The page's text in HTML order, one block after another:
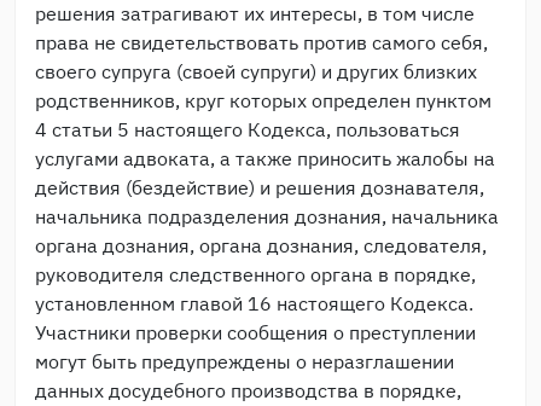
решения затрагивают их интересы, в том числе
права не свидетельствовать против самого себя,
своего супруга (своей супруги) и других близких
родственников, круг которых определен пунктом
4 статьи 5 настоящего Кодекса, пользоваться
услугами адвоката, а также приносить жалобы на
действия (бездействие) и решения дознавателя,
начальника подразделения дознания, начальника
органа дознания, органа дознания, следователя,
руководителя следственного органа в порядке,
установленном главой 16 настоящего Кодекса.
Участники проверки сообщения о преступлении
могут быть предупреждены о неразглашении
данных досудебного производства в порядке,